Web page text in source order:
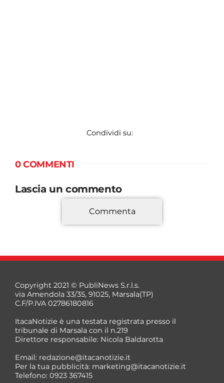
Condividi su:
0 COMMENTI
Lascia un commento
*
*
Commenta
Copyright 2021 © PubliNews S.r.l.s.
via Amendola 33/35, 91025, Marsala(TP)
C.F/P.IVA 02786180816
ItacaNotizie è una testata registrata presso il
tribunale di Marsala con il n.219
Direttore responsabile: Nicola Baldarotta
Email: redazione@itacanotizie.it
Per la tua pubblicità: marketing@itacanotizie.it
Telefono: 0923 367415